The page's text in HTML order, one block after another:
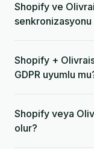
Shopify ve
senkronizasyonu
Shopify +
GDPR uyumlu
Shopify veya
olur?